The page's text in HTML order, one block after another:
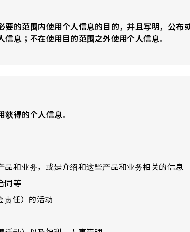
要的范围内使用个人信息的目的，并且写明，公布
息；不在使用目的范围之外使用个人信息。
得的个人信息。
品和业务，或是介绍和这些产品和业务相关的信息
同等
责任）的活动